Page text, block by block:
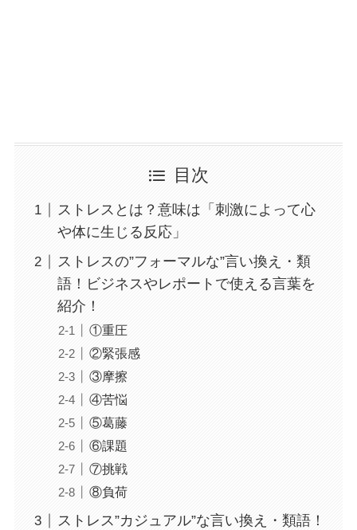
目次
ストレスとは？意味は「刺激によって心
や体に生じる反応」
ストレスの”フォーマルな”言い換え・類
語！ビジネスやレポートで使える言葉を
紹介！
①重圧
②緊張感
③摩擦
④苦悩
⑤葛藤
⑥課題
⑦挑戦
⑧負荷
ストレス”カジュアル”な言い換え・類語！